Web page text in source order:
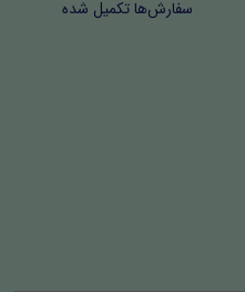
سفارش‌ها تکمیل شده